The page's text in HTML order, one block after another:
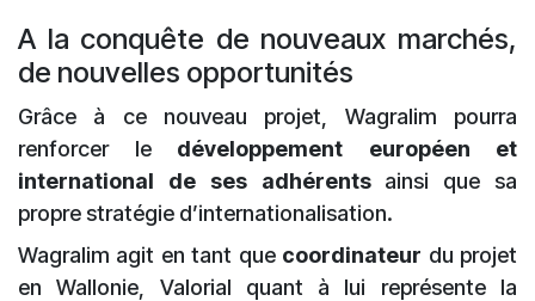
A la conquête de nouveaux marchés,
de nouvelles opportunités
Grâce à ce nouveau projet, Wagralim pourra
renforcer le développement européen et
international de ses adhérentsainsi que sa
propre stratégie d’internationalisation.
Wagralim agit en tant que coordinateur du projet
en Wallonie, Valorial quant à lui représente la